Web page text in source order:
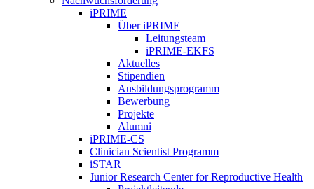
iPRIME
Über iPRIME
Leitungsteam
iPRIME-EKFS
Aktuelles
Stipendien
Ausbildungsprogramm
Bewerbung
Projekte
Alumni
iPRIME-CS
Clinician Scientist Programm
iSTAR
Junior Research Center for Reproductive Health